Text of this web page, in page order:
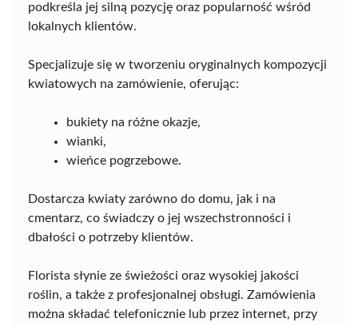
podkreśla jej silną pozycję oraz popularność wśród
lokalnych klientów.
Specjalizuje się w tworzeniu oryginalnych kompozycji
kwiatowych na zamówienie, oferując:
bukiety na różne okazje,
wianki,
wieńce pogrzebowe.
Dostarcza kwiaty zarówno do domu, jak i na
cmentarz, co świadczy o jej wszechstronności i
dbałości o potrzeby klientów.
Florista słynie ze świeżości oraz wysokiej jakości
roślin, a także z profesjonalnej obsługi. Zamówienia
można składać telefonicznie lub przez internet, przy